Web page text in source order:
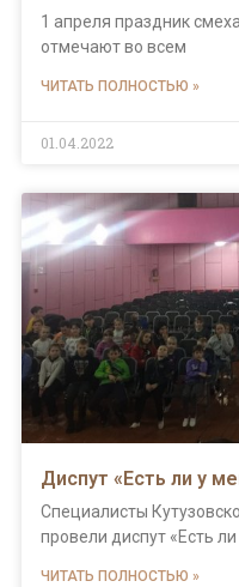
1 апреля праздник
отмечают во всем
ЧИТАТЬ ПОЛНОСТЬЮ »
01.04.2022
Диспут «Есть ли у
Специалисты
провели диспут «Есть ли
ЧИТАТЬ ПОЛНОСТЬЮ »